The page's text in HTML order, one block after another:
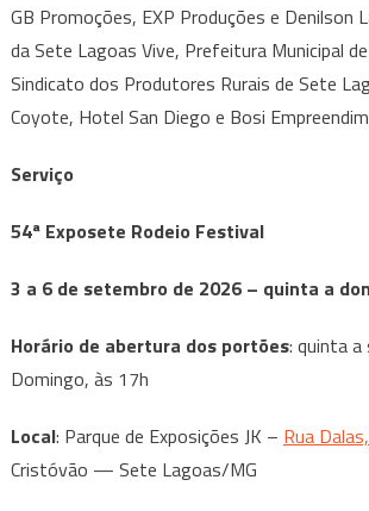
GB Promoções, EXP Produções e Denilson
da Sete Lagoas Vive, Prefeitura Municipal
Sindicato dos Produtores Rurais de Sete
Coyote, Hotel San Diego e Bosi
Serviço
54ª Exposete Rodeio Festival
3 a 6 de setembro de 2026 – quinta a
Horário de abertura dos portões: quinta a
Domingo, às 17h
Local: Parque de Exposições JK – Rua
Cristóvão — Sete Lagoas/MG